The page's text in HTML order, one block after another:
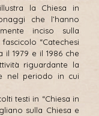
la Chiesa in
che l’hanno
inciso sulla
“Catechesi
il 1979 e il 1986 che
riguardante la
nel periodo in cui
testi in “Chiesa in
sulla Chiesa e